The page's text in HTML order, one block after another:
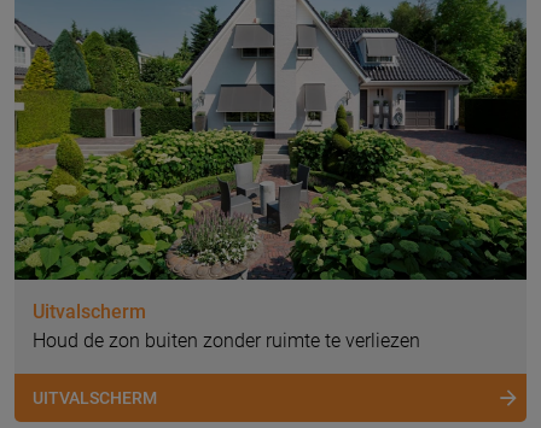
Uitvalscherm
Houd de zon buiten zonder ruimte te verliezen
UITVALSCHERM